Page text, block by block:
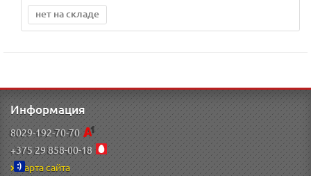
нет на складе
Информация
8029-192-70-70
+375 29 858-00-18
Карта сайта